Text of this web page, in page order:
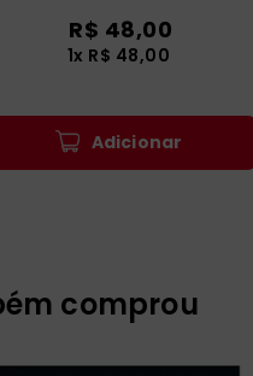
R$ 48,00
1x R$ 48,00
Adicionar
comprou